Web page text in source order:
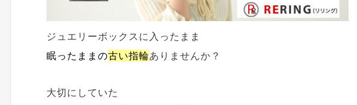
ジュエリーボックスに入ったまま
眠ったままの古い指輪ありませんか？
大切にしていた